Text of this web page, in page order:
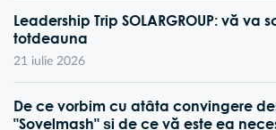
Leadership Trip SOLARGROUP: vă va
totdeauna
21 iulie 2026
De ce vorbim cu atâta convingere
"Sovelmash" și de ce vă este ea